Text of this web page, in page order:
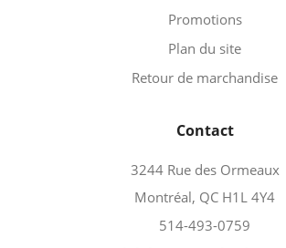
Promotions
Plan du site
Retour de marchandise
Contact
3244 Rue des Ormeaux
Montréal, QC H1L 4Y4
514-493-0759